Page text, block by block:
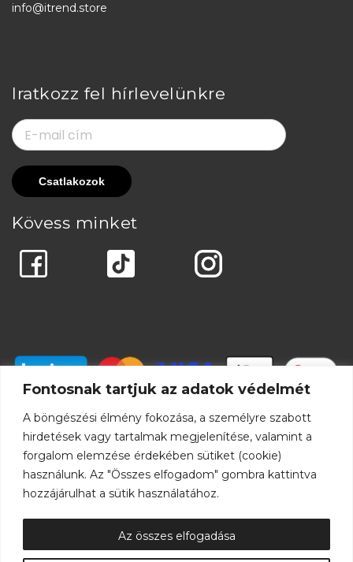
Fontosnak tartjuk az adatok védelmét
A böngészési élmény fokozása, a személyre szabott
hirdetések vagy tartalmak megjelenítése, valamint a
forgalom elemzése érdekében sütiket (cookie)
használunk. Az "Összes elfogadom" gombra kattintva
hozzájárulhat a sütik használatához.
Az összes elfogadása
info@itrend.store
Iratkozz fel hírlevelünkre
Kövess minket